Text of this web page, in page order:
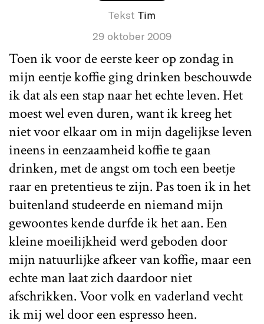
Tekst Tim
29 oktober 2009
Toen ik voor de eerste keer op zondag in
mijn eentje koffie ging drinken beschouwde
ik dat als een stap naar het echte leven. Het
moest wel even duren, want ik kreeg het
niet voor elkaar om in mijn dagelijkse leven
ineens in eenzaamheid koffie te gaan
drinken, met de angst om toch een beetje
raar en pretentieus te zijn. Pas toen ik in het
buitenland studeerde en niemand mijn
gewoontes kende durfde ik het aan. Een
kleine moeilijkheid werd geboden door
mijn natuurlijke afkeer van koffie, maar een
echte man laat zich daardoor niet
afschrikken. Voor volk en vaderland vecht
ik mij wel door een espresso heen.